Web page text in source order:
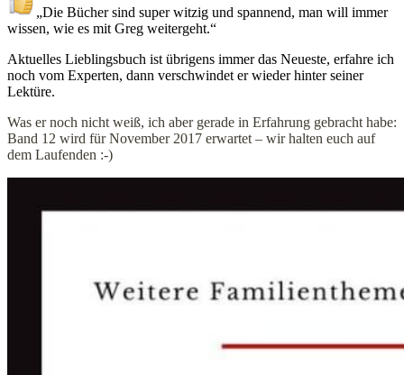
„Die Bücher sind super witzig und spannend, man will immer
wissen, wie es mit Greg weitergeht.“
Aktuelles Lieblingsbuch ist übrigens immer das Neueste, erfahre ich
noch vom Experten, dann verschwindet er wieder hinter seiner
Lektüre.
Was er noch nicht weiß, ich aber gerade in Erfahrung gebracht habe:
Band 12 wird für November 2017 erwartet – wir halten euch auf
dem Laufenden :-)